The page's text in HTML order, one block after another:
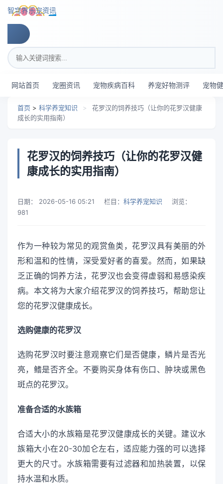
跳转到主要内容
智穹界乐宠资讯
搜索关键词
网站首页 宠圈资讯 宠物疾病百科 养宠好物测评 宠物
首页 > 科学养宠知识 >
花罗汉的饲养技巧（让你的花罗汉健康
成长的实用指南）
花罗汉的饲养技巧（让你的花罗汉健
康成长的实用指南）
日期： 2026-05-16 05:21 栏目： 科学养宠知识
浏览：
981
作为一种较为常见的观赏鱼类，花罗汉具有美丽的外
形和温和的性情，深受爱好者的喜爱。然而，如果缺
乏正确的饲养方法，花罗汉也会变得虚弱和易感染疾
病。本文将为大家介绍花罗汉的饲养技巧，帮助您让
您的花罗汉健康成长。
选购健康的花罗汉
选购花罗汉时要注意观察它们是否健康，鳞片是否光
亮，鳍是否齐全。不要购买身体有伤口、肿块或黑色
斑点的花罗汉。
准备合适的水族箱
合适大小的水族箱是花罗汉健康成长的关键。建议水
族箱大小在20-30加仑左右，适应能力强的可以选择
更大的尺寸。水族箱需要有过滤器和加热装置，以保
持水温和水质。